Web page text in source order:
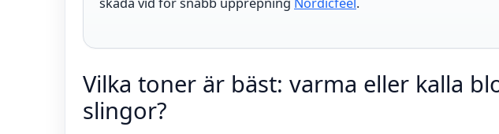
Vilka toner är bäst: varma eller kalla
slingor?